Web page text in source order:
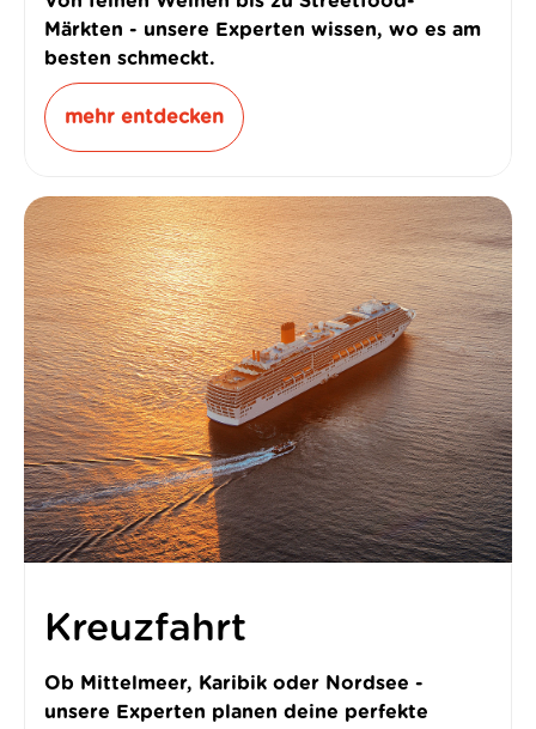
Märkten - unsere Experten wissen, wo es am
besten schmeckt.
mehr entdecken
Kreuzfahrt
Ob Mittelmeer, Karibik oder Nordsee -
unsere Experten planen deine perfekte